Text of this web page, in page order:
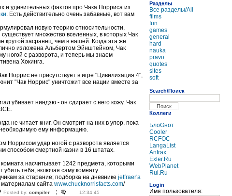
и удивительных фактов про Чака Норриса из
. Есть действительно очень забавные, вот вам
новую теорию относительности,
существует множество вселенных, в которых Чак
крутой засранец, чем в нашей. Когда эта же
изложена Альбертом Эйнштейном, Чак
ногой с разворота, и теперь мы знаем
Хокинга.
Норрис не присутствует в игре "Цивилизация 4",
"Чак Норрис" уничтожит все нации вместе за
убивает ниндзю - он сдирает с него кожу. Чак
не читает книг. Он смотрит на них в упор, пока
ему информацию.
Норрисом удар ногой с разворота является
способом смертной казни в 16 штатах.
насчитывает 1242 предмета, которыми
убить тебя, включая саму комнату.
за старание; подборка на дневнике jetfraer'a
сайта www.chucknorrisfacts.com/
Posted by: compiler 12:34:45
Разделы
Все разделы/All
films
fun
games
general
hard
nauka
pravo
quotes
sites
soft
Search/Поиск
Коллеги
БлоGнот
Cooler
RCFOC
LangaList
Anfrax
Exler.Ru
WebPlanet
Rul.Ru
Login
Имя пользователя: